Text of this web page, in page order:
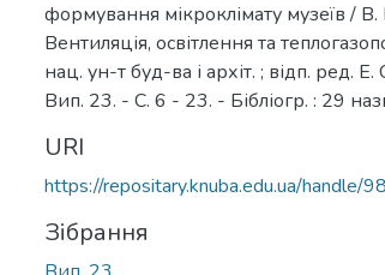
формування мікроклімату музеїв /
Вентиляція, освітлення та
нац. ун-т буд-ва і архіт. ; відп. ред.
Вип. 23. - С. 6 - 23. - Бібліогр. : 29
URI
https://repositary.knuba.edu.ua/
Зібрання